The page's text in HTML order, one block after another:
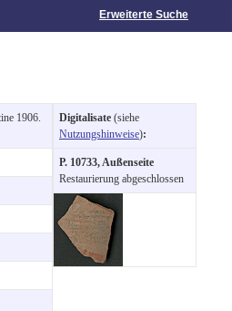
Erweiterte Suche
1906.
Digitalisate (siehe
Nutzungshinweise):
P. 10733, Außenseite
Restaurierung abgeschlossen